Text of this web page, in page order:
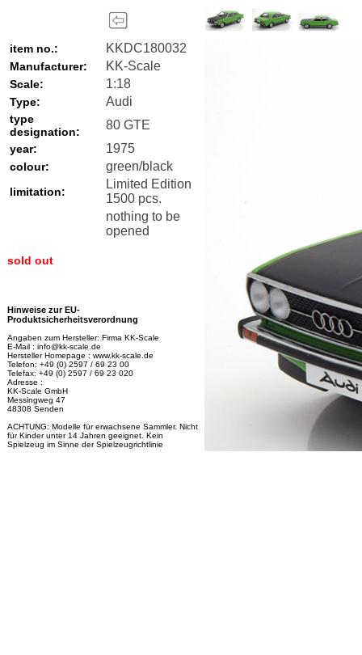
item no.: KKDC180032
Manufacturer: KK-Scale
Scale: 1:18
Type: Audi
type
designation:
80 GTE
year: 1975
colour: green/black
limitation:
Limited Edition
1500 pcs.
nothing to be
opened
sold out
Hinweise zur EU-
Produktsicherheitsverordnung
Angaben zum Hersteller: Firma KK-Scale
E-Mail : info@kk-scale.de
Hersteller Homepage : www.kk-scale.de
Telefon: +49 (0) 2597 / 69 23 00
Telefax: +49 (0) 2597 / 69 23 020
Adresse :
KK-Scale GmbH
Messingweg 47
48308 Senden
ACHTUNG: Modelle für erwachsene Sammler. Nicht
für Kinder unter 14 Jahren geeignet. Kein
Spielzeug im Sinne der Spielzeugrichtlinie